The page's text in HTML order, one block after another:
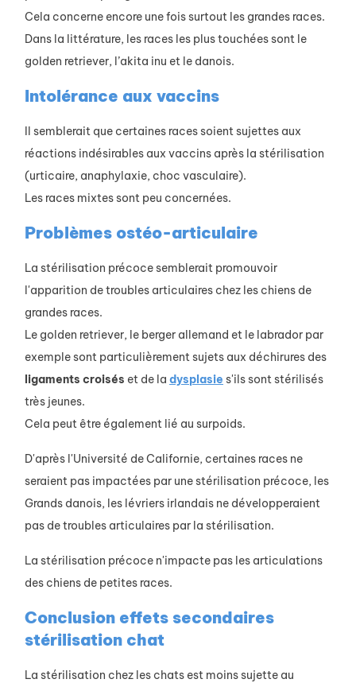
Cela concerne encore une fois surtout les grandes races.
Dans la littérature, les races les plus touchées sont le
golden retriever, l’akita inu et le danois.
Intolérance aux vaccins
Il semblerait que certaines races soient sujettes aux
réactions indésirables aux vaccins après la stérilisation
(urticaire, anaphylaxie, choc vasculaire).
Les races mixtes sont peu concernées.
Problèmes ostéo-articulaire
La stérilisation précoce semblerait promouvoir
l'apparition de troubles articulaires chez les chiens de
grandes races.
Le golden retriever, le berger allemand et le labrador par
exemple sont particulièrement sujets aux déchirures des
ligaments croisés et de la dysplasie s'ils sont stérilisés
très jeunes.
Cela peut être également lié au surpoids.
D'après l'Université de Californie, certaines races ne
seraient pas impactées par une stérilisation précoce, les
Grands danois, les lévriers irlandais ne développeraient
pas de troubles articulaires par la stérilisation.
La stérilisation précoce n'impacte pas les articulations
des chiens de petites races.
Conclusion effets secondaires
stérilisation chat
La stérilisation chez les chats est moins sujette au